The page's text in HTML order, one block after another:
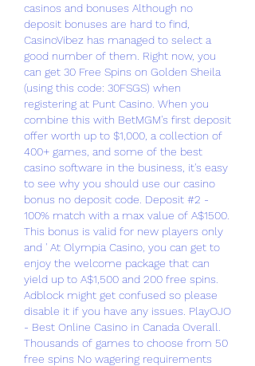
casinos and bonuses Although no
deposit bonuses are hard to find,
CasinoVibez has managed to select a
good number of them. Right now, you
can get 30 Free Spins on Golden Sheila
(using this code: 30FSGS) when
registering at Punt Casino. When you
combine this with BetMGM's first deposit
offer worth up to $1,000, a collection of
400+ games, and some of the best
casino software in the business, it's easy
to see why you should use our casino
bonus no deposit code. Deposit #2 -
100% match with a max value of A$1500.
This bonus is valid for new players only
and ' At Olympia Casino, you can get to
enjoy the welcome package that can
yield up to A$1,500 and 200 free spins.
Adblock might get confused so please
disable it if you have any issues. PlayOJO
- Best Online Casino in Canada Overall.
Thousands of games to choose from 50
free spins No wagering requirements